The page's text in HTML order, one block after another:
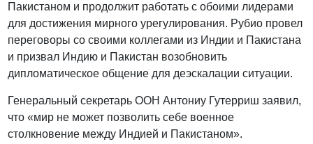
Пакистаном и продолжит работать с обоими лидерами
для достижения мирного урегулирования. Рубио провел
переговоры со своими коллегами из Индии и Пакистана
и призвал Индию и Пакистан возобновить
дипломатическое общение для деэскалации ситуации.
Генеральный секретарь ООН Антониу Гутерриш заявил,
что «мир не может позволить себе военное
столкновение между Индией и Пакистаном».